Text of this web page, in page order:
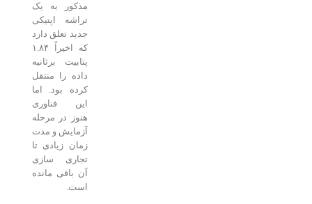
مذکور به یک
تراشه اپتیکی
جدید تعلق دارد
که اخیراً ۱.۸۴
پتابیت برثانیه
داده را منتقل
کرده بود. اما
این فناوری
هنوز در مرحله
آزمایش و مدت
زمان زیادی تا
تجاری سازی
آن باقی مانده